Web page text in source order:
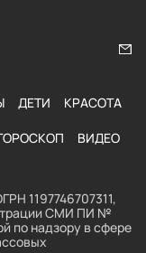
ДЕТИ КРАСОТА
ВИДЕО
1197746707311,
СМИ ПИ №
по надзору в сфере